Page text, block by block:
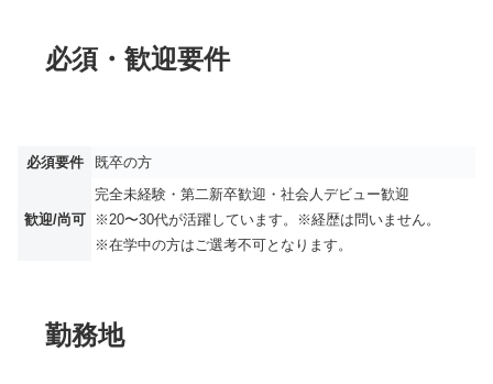
必須・歓迎要件
必須要件 既卒の方
歓迎/尚可
完全未経験・第⼆新卒歓迎・社会⼈デビュー歓迎
※20〜30代が活躍しています。※経歴は問いません。
※在学中の方はご選考不可となります。
勤務地